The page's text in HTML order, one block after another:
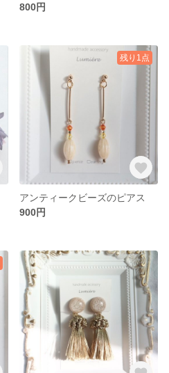
800円
残り1点
アンティークビーズのピアス
900円